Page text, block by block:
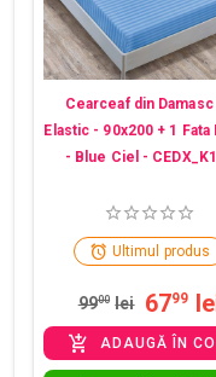
Cearceaf din
Elastic - 90x200 + 1 Fata
- Blue Ciel -
Ultimul produs
9900 lei 6799
ADAUGĂ ÎN